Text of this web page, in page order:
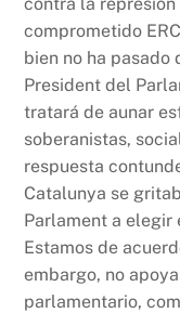
comprometido
bien no ha pasado
President del
tratará de aunar
soberanistas,
respuesta
Catalunya se
Parlament a elegir
Estamos de
embargo, no
parlamentario,